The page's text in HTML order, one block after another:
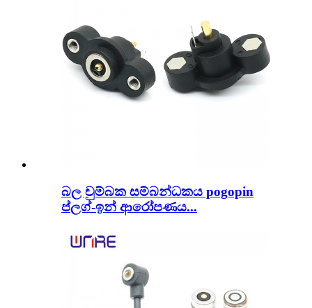
බල චුම්බක සම්බන්ධකය pogopin
ප්ලග්-ඉන් ආරෝපණය...